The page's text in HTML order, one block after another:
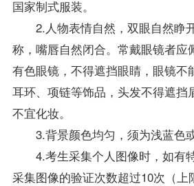
国家制式服装。
2.人物表情自然，双眼自然睁
称，嘴唇自然闭合。常戴眼镜者应
有色眼镜，不得遮挡眼睛，眼镜不
耳环、项链等饰品，头发不得遮挡
不宜化妆。
3.背景颜色均匀，须为浅蓝色
4.考生采集个人图像时，如有
采集图像的验证次数超过10次（上